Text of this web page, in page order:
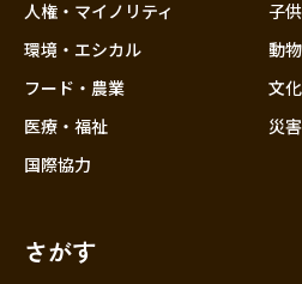
人権・マイノリティ
環境・エシカル
フード・農業
医療・福祉
国際協力
子
動物
文化
災害
さがす